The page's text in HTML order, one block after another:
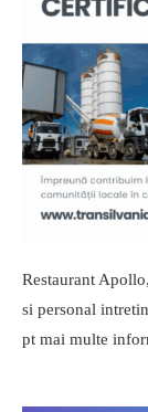
Restaurant
si personal
pt mai multe